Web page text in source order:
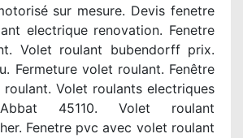
sur mesure. Devis fenetre
electrique renovation. Fenetre
Volet roulant bubendorff prix.
Fermeture volet roulant. Fenêtre
Volet roulants electriques
45110. Volet roulant
Fenetre pvc avec volet roulant